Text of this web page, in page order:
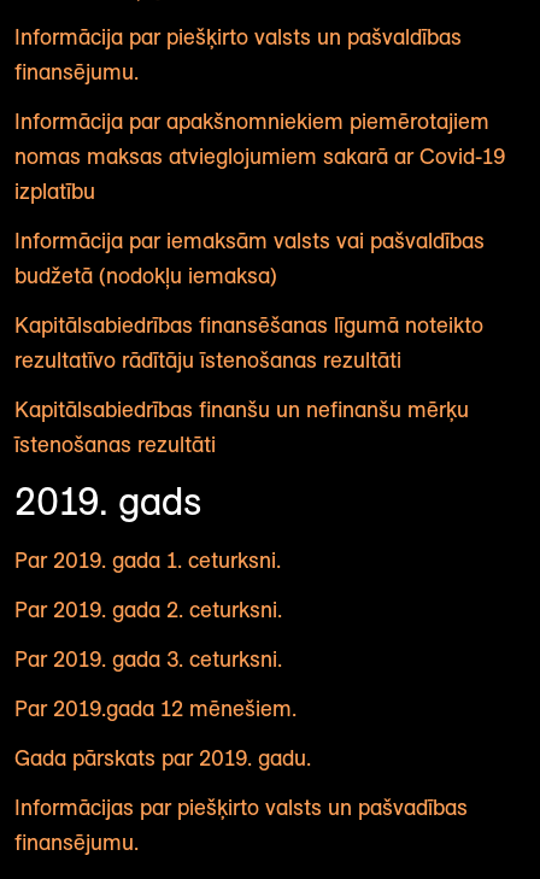
Informācija par piešķirto valsts un pašvaldības
finansējumu.
Informācija par apakšnomniekiem piemērotajiem
nomas maksas atvieglojumiem sakarā ar Covid-19
izplatību
Informācija par iemaksām valsts vai pašvaldības
budžetā (nodokļu iemaksa)
Kapitālsabiedrības finansēšanas līgumā noteikto
rezultatīvo rādītāju īstenošanas rezultāti
Kapitālsabiedrības finanšu un nefinanšu mērķu
īstenošanas rezultāti
2019. gads
Par 2019. gada 1. ceturksni.
Par 2019. gada 2. ceturksni.
Par 2019. gada 3. ceturksni.
Par 2019.gada 12 mēnešiem.
Gada pārskats par 2019. gadu.
Informācijas par piešķirto valsts un pašvadības
finansējumu.